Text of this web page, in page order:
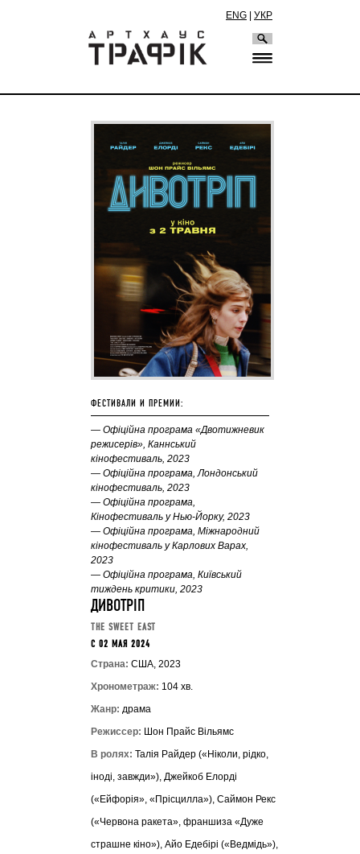
ENG УКР
ФЕСТИВАЛИ И ПРЕМИИ:
— Офіційна програма «Двотижневик
режисерів», Каннський
кінофестиваль, 2023
— Офіційна програма, Лондонський
кінофестиваль, 2023
— Офіційна програма,
Кінофестиваль у Нью-Йорку, 2023
— Офіційна програма, Міжнародний
кінофестиваль у Карлових Варах,
2023
— Офіційна програма, Київський
тиждень критики, 2023
ДИВОТРІП
THE SWEET EAST
C 02 МАЯ 2024
Страна: США, 2023
Хронометраж: 104 хв.
Жанр: драма
Режиссер: Шон Прайс Вільямс
В ролях: Талія Райдер («Ніколи, рідко,
іноді, завжди»), Джейкоб Елорді
(«Ейфорія», «Прісцилла»), Саймон Рекс
(«Червона ракета», франшиза «Дуже
страшне кіно»), Айо Едебірі («Ведмідь»),